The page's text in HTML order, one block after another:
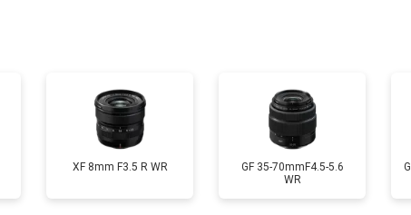
XF 8mm F3.5 R WR
GF 35-70mmF4.5-5.6
WR